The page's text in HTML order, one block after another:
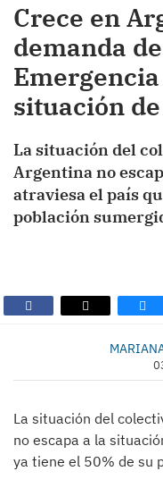
Crece en
demanda
situación
La situación del
Argentina no
atraviesa el país
población
La situación del
no escapa a la
ya tiene el 50% de su